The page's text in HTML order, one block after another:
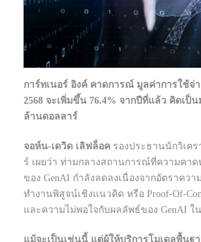
การ์ทเนอร์ อิงค์ คาดการณ์ มูลค่าการใช้จ่
2568 จะเพิ่มขึ้น 76.4% จากปีที่แล้ว คิดเป็
ล้านดอลลาร์
จอห์น-เดวิด เลิฟล็อค รองประธานนักวิเค
ร์ เผยว่า ท่ามกลางสถานการณ์ที่ความคา
ของ GenAI กำลังลดลงเนื่องจากอัตราควา
ทำงานพิสูจน์เชิงแนวคิด หรือ Proof-Of-
และความไม่พอใจกับผลลัพธ์ของ GenAI ใ
แม้จะเป็นเช่นนี้ แต่ผู้ให้บริการโมเดลพื้นฐ